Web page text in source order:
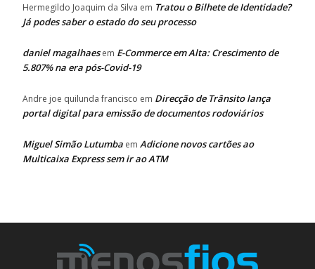
Hermegildo Joaquim da Silva em Tratou o Bilhete de Identidade?
Já podes saber o estado do seu processo
daniel magalhaesem E-Commerce em Alta: Crescimento de
5.807% na era pós-Covid-19
Andre joe quilunda francisco em Direcção de Trânsito lança
portal digital para emissão de documentos rodoviários
Miguel Simão Lutumba em Adicione novos cartões ao
Multicaixa Express sem ir ao ATM